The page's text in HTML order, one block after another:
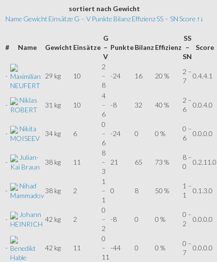
sortiert nach Gewicht
Name Gewicht Einsätze G – V Punkte BilanzEffizienzSS – SNScore ↑↓
# Name Gewicht Einsätze
G
–
V
PunkteBilanz Effizienz
SS
–
SN
Score
- Maximilian
NEUFERT
29 kg 10
2
–
8
-24 16 20 %
2 –
7
0.4.4.1
-
Niklas
ROBERT
31 kg 10
4
–
6
-8 32 40 %
2 –
6
0.0.4.0
-
Nikita
MOISEEV
34 kg 6
0
–
6
-24 0 0 %
0 –
6
0.0.0.0
-
Julian-
Kai Braun
38 kg 11
8
–
3
21 65 73 %
8 –
0
0.2.11.0
-
Nihad
Mammadov
38 kg 2
1
–
1
0 8 50 %
1 –
1
0.1.3.0
-
Johann
HEINRICH
42 kg 2
0
–
2
-8 0 0 %
0 –
2
0.0.0.0
- Benedikt
Hable
42 kg 11
0
–
11
-44 0 0 %
0 –
7
0.0.0.0